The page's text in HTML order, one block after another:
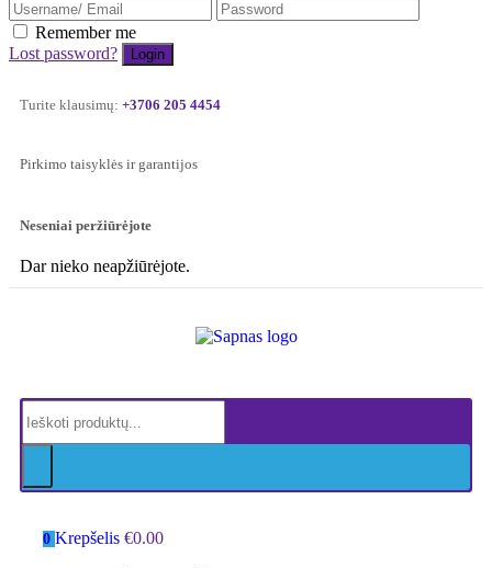
Remember me
Lost password?
Turite klausimų: +3706 205 4454
Pirkimo taisyklės ir garantijos
Neseniai peržiūrėjote
Dar nieko neapžiūrėjote.
0 Krepšelis €0.00